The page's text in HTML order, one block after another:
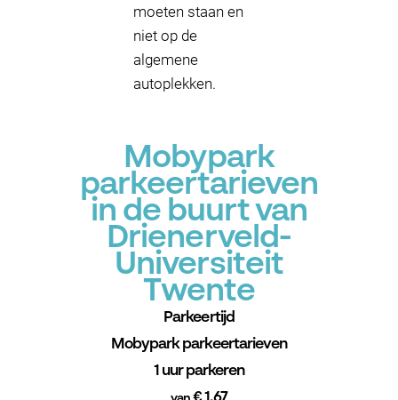
moeten staan en
niet op de
algemene
autoplekken.
Mobypark
parkeertarieven
in de buurt van
Drienerveld-
Universiteit
Twente
Parkeertijd
Mobypark parkeertarieven
1 uur parkeren